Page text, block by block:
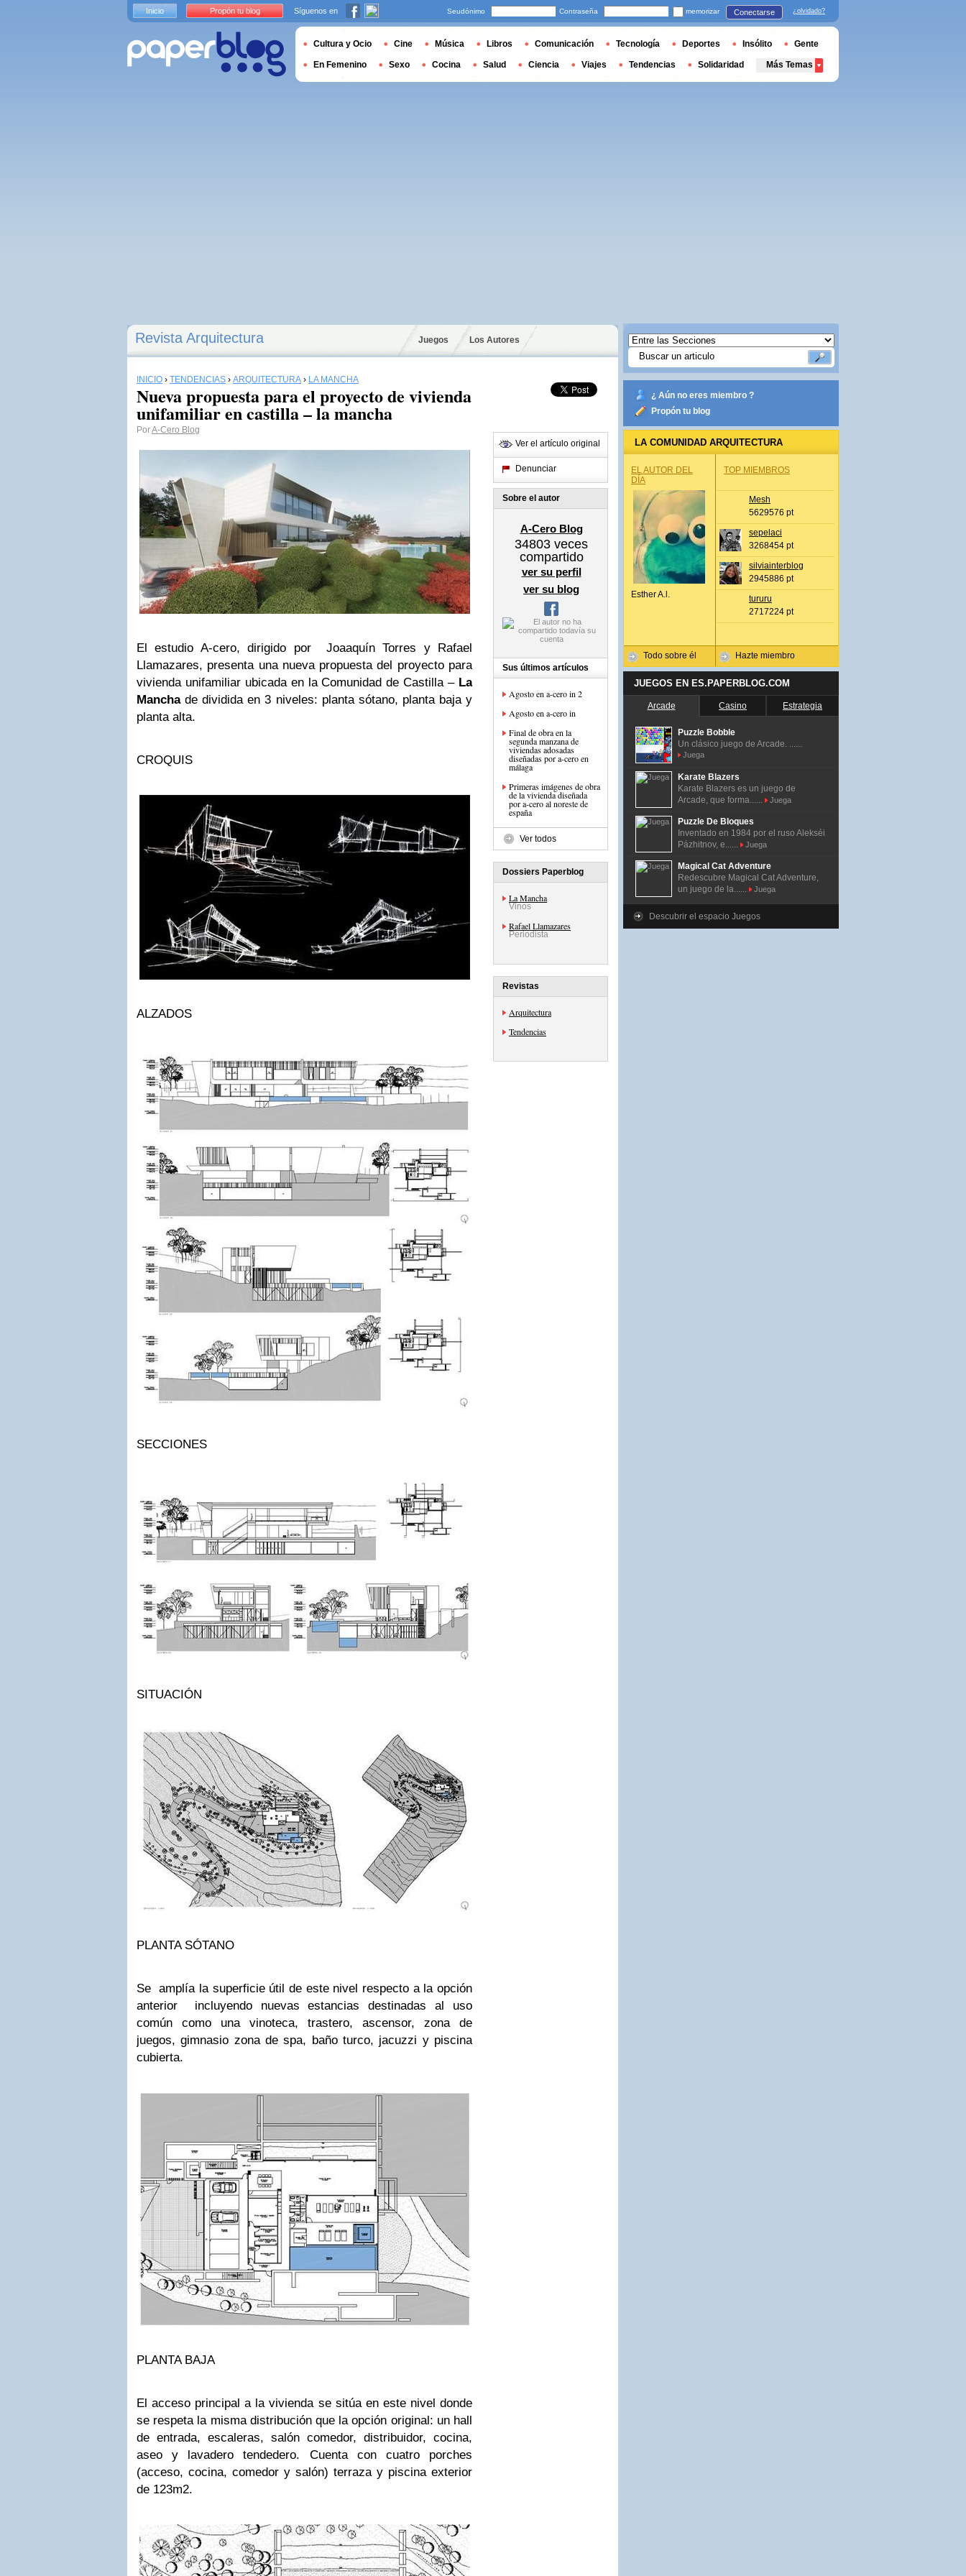
Revista Arquitectura Juegos Los Autores
INICIO › TENDENCIAS › ARQUITECTURA › LA MANCHA
Nueva propuesta para el proyecto de vivienda
unifamiliar en castilla – la mancha
PorA-Cero Blog
El estudio A-cero, dirigido por Joaaquín Torres y Rafael
Llamazares, presenta una nueva propuesta del proyecto para
vivienda unifamiliar ubicada en la Comunidad de Castilla – La
Manchade dividida en 3 niveles: planta sótano, planta baja y
planta alta.
CROQUIS
ALZADOS
SECCIONES
SITUACIÓN
PLANTA SÓTANO
Se amplía la superficie útil de este nivel respecto a la opción
anterior incluyendo nuevas estancias destinadas al uso
común como una vinoteca, trastero, ascensor, zona de
juegos, gimnasio zona de spa, baño turco, jacuzzi y piscina
cubierta.
PLANTA BAJA
El acceso principal a la vivienda se sitúa en este nivel donde
se respeta la misma distribución que la opción original: un hall
de entrada, escaleras, salón comedor, distribuidor, cocina,
aseo y lavadero tendedero. Cuenta con cuatro porches
(acceso, cocina, comedor y salón) terraza y piscina exterior
de 123m2.
Ver el artículo original
Denunciar
Sobre el autor
A-Cero Blog
34803 veces
compartido
ver su perfil
ver su blog
Sus últimos artículos
Agosto en a-cero in 2
Agosto en a-cero in
Final de obra en la
segunda manzana de
viviendas adosadas
diseñadas por a-cero en
málaga
Primeras imágenes de obra
de la vivienda diseñada
por a-cero al noreste de
españa
Ver todos
Dossiers Paperblog
La Mancha
Vinos
Rafael Llamazares
Periodista
Revistas
Arquitectura
Tendencias
¿ Aún no eres miembro ?
Propón tu blog
LA COMUNIDAD ARQUITECTURA
EL AUTOR DEL
DÍA
Esther A.l.
Todo sobre él
TOP MIEMBROS
Mesh
5629576 pt
sepelaci
3268454 pt
silviainterblog
2945886 pt
tururu
2717224 pt
Hazte miembro
JUEGOS EN ES.PAPERBLOG.COM
Arcade Casino Estrategia
Puzzle Bobble
Un clásico juego de Arcade. ......
Juega
Karate Blazers
Karate Blazers es un juego de
Arcade, que forma......
Juega
Puzzle De Bloques
Inventado en 1984 por el ruso Alekséi
Pázhitnov, e......
Juega
Magical Cat Adventure
Redescubre Magical Cat Adventure,
un juego de la......
Juega
Descubrir el espacio Juegos
Inicio Propón tu blog Síguenos en Seudónimo Contraseña memorizar Conectarse ¿olvidado?
Cultura y Ocio Cine Música Libros Comunicación Tecnología Deportes Insólito Gente
En Femenino Sexo Cocina Salud Ciencia Viajes Tendencias Solidaridad Más Temas